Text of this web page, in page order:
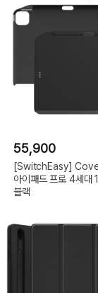
55,900
[SwitchEasy]
아이패드 프로 4세대
블랙